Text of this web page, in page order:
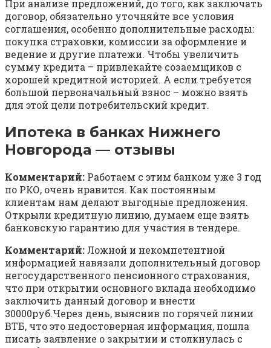
При анализе предложений, до того, как заключать
договор, обязательно уточняйте все условия
соглашения, особенно дополнительные расходы:
покупка страховки, комиссии за оформление и
ведение и другие платежи. Чтобы увеличить
сумму кредита – привлекайте созаемщиков с
хорошей кредитной историей. А если требуется
большой первоначальный взнос – можно взять
для этой цели потребительский кредит.
Ипотека в банках Нижнего
Новгорода — отзывы
Комментарий: Работаем с этим банком уже 3 год
по РКО, очень нравится. Как постоянным
клиентам нам делают выгодные предложения.
Открыли кредитную линию, думаем еще взять
банковскую гарантию для участия в тендере.
Комментарий: Ложной и некомпетентной
информацией навязали дополнительный договор
негосударственного пенсионного страхования,
что при открытии основного вклада необходимо
заключить данный договор и внести
30000руб.Через день, выяснив по горячей линии
ВТБ, что это недостоверная информация, пошла
писать заявление о закрытии и столкнулась с